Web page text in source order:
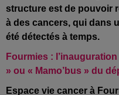
structure est de pouvoir
à des cancers, qui dans
été détectés à temps.
Fourmies :
» ou « Mamo’bus » du
Espace vie cancer à